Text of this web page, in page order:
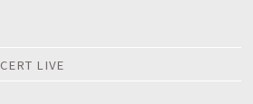
LIVE